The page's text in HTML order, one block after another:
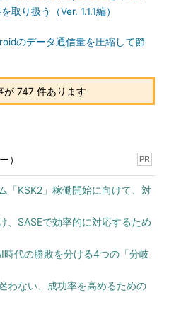
動する（ZIPファイルを展開す
の指示に従って進めれば、イン
の画面
ると、［Start Menu
となる。ここで「Ad
のチェックが外れて
クリックする。
ることを確認する。
SystemCareのイン
取り扱う（Ver. 1.1.1編）
のデータ通信量を圧縮して節
が 747 件あります
） PR
「KSK2」稼働開始に向けて、対
、SASEで効率的に対応するため
代の勝敗を分ける4つの「分岐
わない、成功率を高めるための